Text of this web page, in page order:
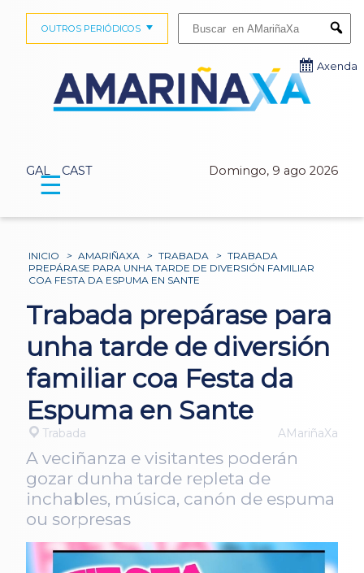
GAL CAST Domingo, 9 ago 2026
OUTROS PERIÓDICOS
Axenda
☰
INICIO > AMARIÑAXA > TRABADA > TRABADA
PREPÁRASE PARA UNHA TARDE DE DIVERSIÓN FAMILIAR
COA FESTA DA ESPUMA EN SANTE
Trabada prepárase para
unha tarde de diversión
familiar coa Festa da
Espuma en Sante
Trabada AMariñaXa
A veciñanza e visitantes poderán
gozar dunha tarde repleta de
inchables, música, canón de espuma
ou sorpresas